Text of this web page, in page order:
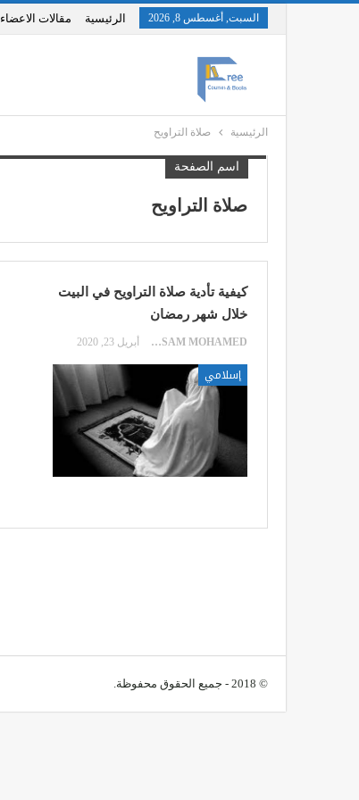
السبت, أغسطس 8, 2026 الرئيسية مقالات الاعضاء
الرئيسية صلاة التراويح
اسم الصفحة
صلاة التراويح
كيفية تأدية صلاة التراويح في البيت
خلال شهر رمضان
HOSSAM MOHAMED أبريل 23, 2020
إسلامي
© 2018 - جميع الحقوق محفوظة.